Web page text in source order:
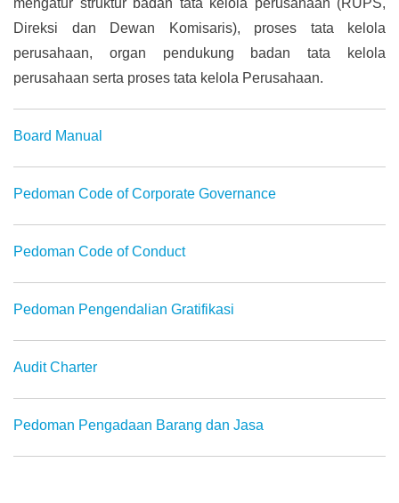
mengatur struktur badan tata kelola perusahaan (RUPS,
Direksi dan Dewan Komisaris), proses tata kelola
perusahaan, organ pendukung badan tata kelola
perusahaan serta proses tata kelola Perusahaan.
Board Manual
Pedoman Code of Corporate Governance
Pedoman Code of Conduct
Pedoman Pengendalian Gratifikasi
Audit Charter
Pedoman Pengadaan Barang dan Jasa